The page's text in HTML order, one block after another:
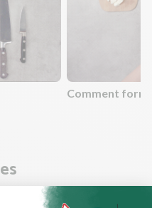
Comment
Pour 100g